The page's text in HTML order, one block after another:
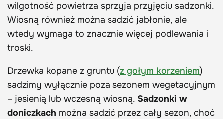
wilgotność powietrza sprzyja przyjęciu sadzonki.
Wiosną również można sadzić jabłonie, ale
wtedy wymaga to znacznie więcej podlewania i
troski.
Drzewka kopane z gruntu (z gołym korzeniem)
sadzimy wyłącznie poza sezonem wegetacyjnym
– jesienią lub wczesną wiosną. Sadzonki w
doniczkach można sadzić przez cały sezon, choć